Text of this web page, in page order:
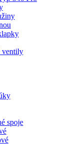
ventily
spoje